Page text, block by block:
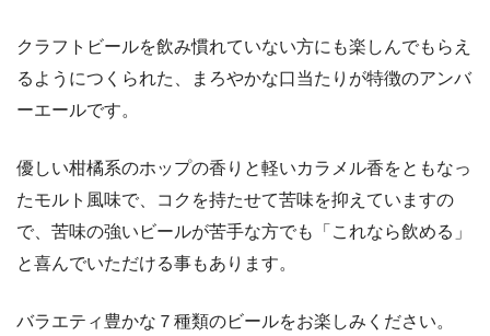
クラフトビールを飲み慣れていない方にも楽しんでもらえ
るようにつくられた、まろやかな口当たりが特徴のアンバ
ーエールです。
優しい柑橘系のホップの香りと軽いカラメル香をともなっ
たモルト風味で、コクを持たせて苦味を抑えていますの
で、苦味の強いビールが苦手な方でも「これなら飲める」
と喜んでいただける事もあります。
バラエティ豊かな７種類のビールをお楽しみください。